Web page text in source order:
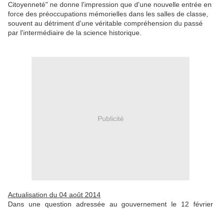
Citoyenneté" ne donne l'impression que d'une nouvelle entrée en
force des préoccupations mémorielles dans les salles de classe,
souvent au détriment d'une véritable compréhension du passé
par l'intermédiaire de la science historique.
Publicité
Actualisation du 04 août 2014
Dans une question adressée au gouvernement le 12 février